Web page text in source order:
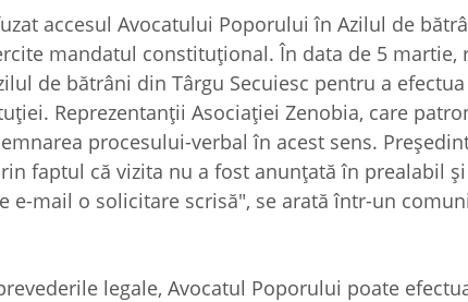
accesul Avocatului Poporului în Azilul de
mandatul constituţional. În data de 5 martie,
de bătrâni din Târgu Secuiesc pentru a
Reprezentanţii Asociaţiei Zenobia, care
procesului-verbal în acest sens.
faptul că vizita nu a fost anunţată în prealabil
mail o solicitare scrisă", se arată într-un
legale, Avocatul Poporului poate